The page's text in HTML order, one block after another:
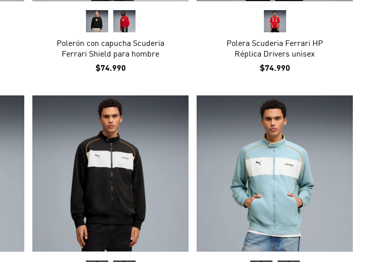
Polerón con capucha Scuderia
Ferrari Shield para hombre
$74.990
Polera Scuderia Ferrari HP
Réplica Drivers unisex
$74.990